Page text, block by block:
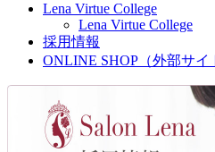
Lena Virtue College
Lena Virtue College
採用情報
ONLINE SHOP（外部サイ